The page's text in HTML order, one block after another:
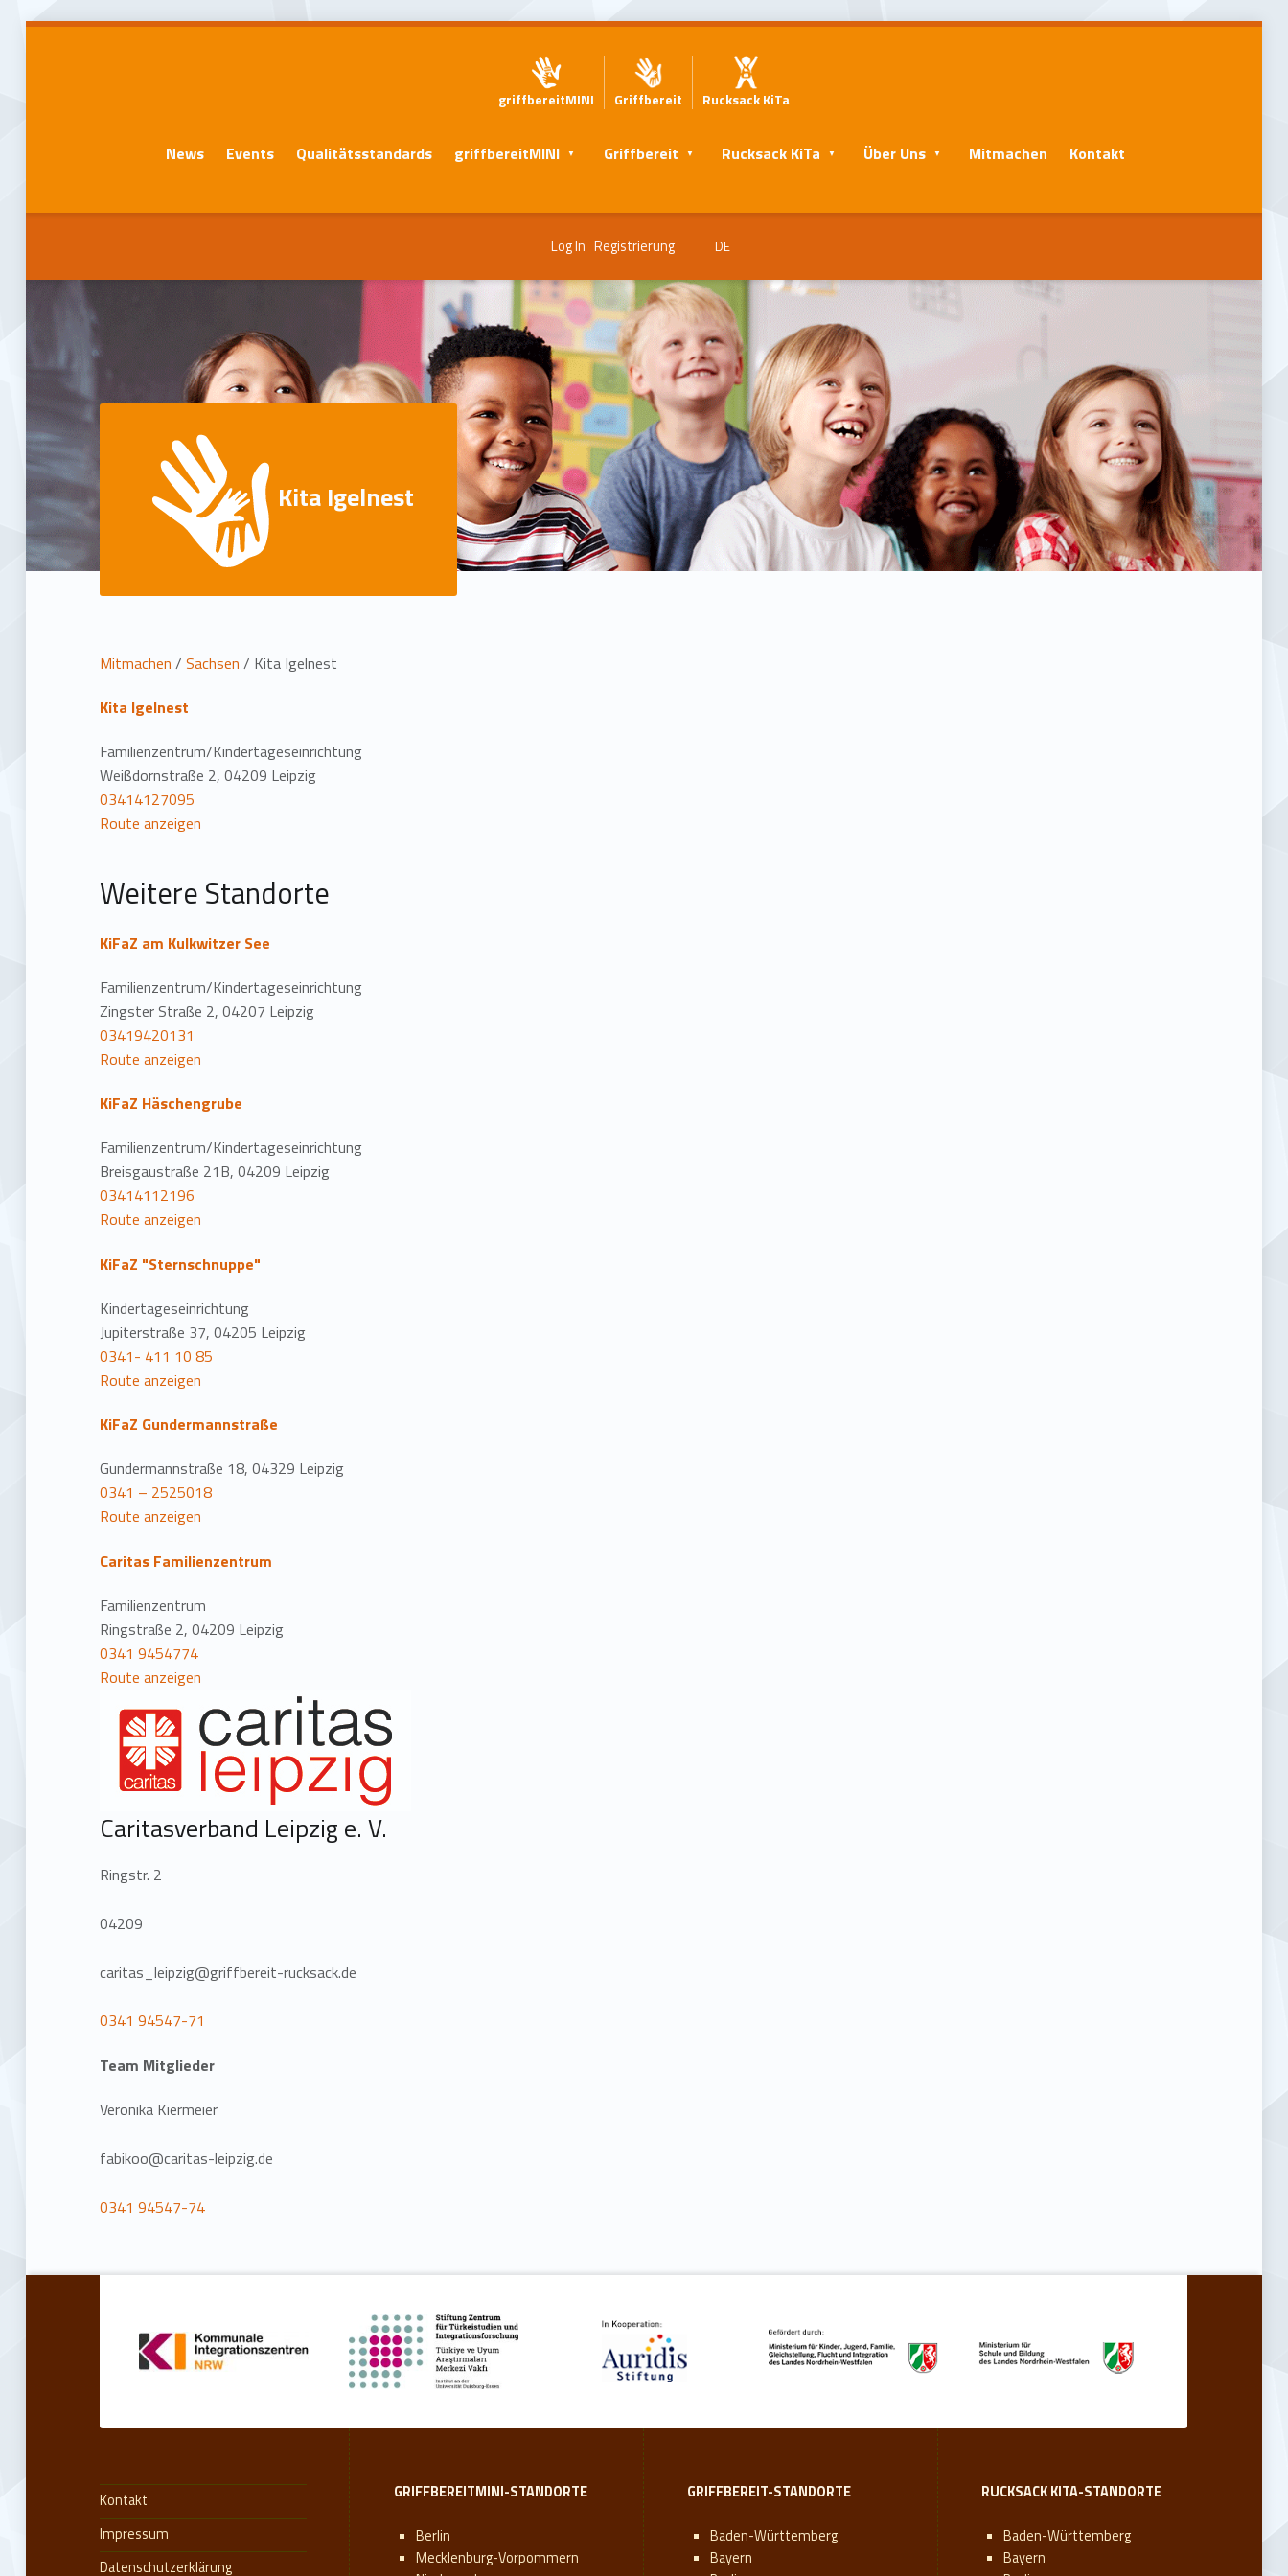
griffbereitMINI Griffbereit Rucksack KiTa
News Events Qualitätsstandards griffbereitMINI Griffbereit Rucksack KiTa Über Uns Mitmachen Kontakt
Log In Registrierung DE
Kita Igelnest
L
o
c
a
i
o
n
Mitmachen /Sachsen / Kita Igelnest
Kita Igelnest
Familienzentrum/Kindertageseinrichtung
Weißdornstraße 2, 04209 Leipzig
03414127095
Route anzeigen
Weitere Standorte
KiFaZ am Kulkwitzer See
Familienzentrum/Kindertageseinrichtung
Zingster Straße 2, 04207 Leipzig
03419420131
Route anzeigen
KiFaZ Häschengrube
Familienzentrum/Kindertageseinrichtung
Breisgaustraße 21B, 04209 Leipzig
03414112196
Route anzeigen
KiFaZ "Sternschnuppe"
Kindertageseinrichtung
Jupiterstraße 37, 04205 Leipzig
0341- 411 10 85
Route anzeigen
KiFaZ Gundermannstraße
Gundermannstraße 18, 04329 Leipzig
0341 – 2525018
Route anzeigen
Caritas Familienzentrum
Familienzentrum
Ringstraße 2, 04209 Leipzig
0341 9454774
Route anzeigen
Caritasverband Leipzig e. V.
Ringstr. 2
04209
caritas_leipzig@griffbereit-rucksack.de
0341 94547-71
Team Mitglieder
Veronika Kiermeier
fabikoo@caritas-leipzig.de
0341 94547-74
Kontakt
Impressum
Datenschutzerklärung
GRIFFBEREITMINI-STANDORTE
Berlin
Mecklenburg-Vorpommern
GRIFFBEREIT-STANDORTE
Baden-Württemberg
Bayern
RUCKSACK KITA-STANDORTE
Baden-Württemberg
Bayern